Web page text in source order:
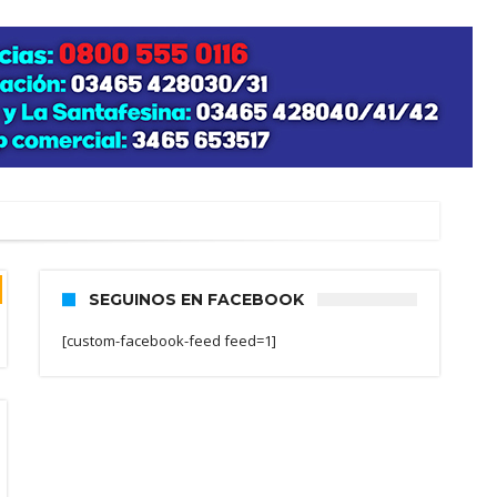
SEGUINOS EN FACEBOOK
[custom-facebook-feed feed=1]